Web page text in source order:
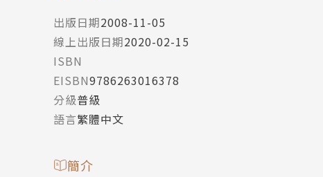
出版日期2008-11-05
線上出版日期2020-02-15
ISBN
EISBN9786263016378
分級普級
語言繁體中文
簡介